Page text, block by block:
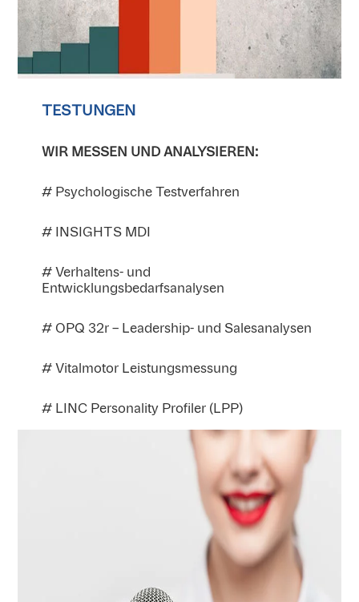
TESTUNGEN
WIR MESSEN UND ANALYSIEREN:
# Psychologische Testverfahren
# INSIGHTS MDI
# Verhaltens- und
Entwicklungsbedarfsanalysen
# OPQ 32r – Leadership- und Salesanalysen
# Vitalmotor Leistungsmessung
# LINC Personality Profiler (LPP)